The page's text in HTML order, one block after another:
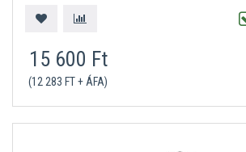
15 600 Ft
(12 283 FT + ÁFA)